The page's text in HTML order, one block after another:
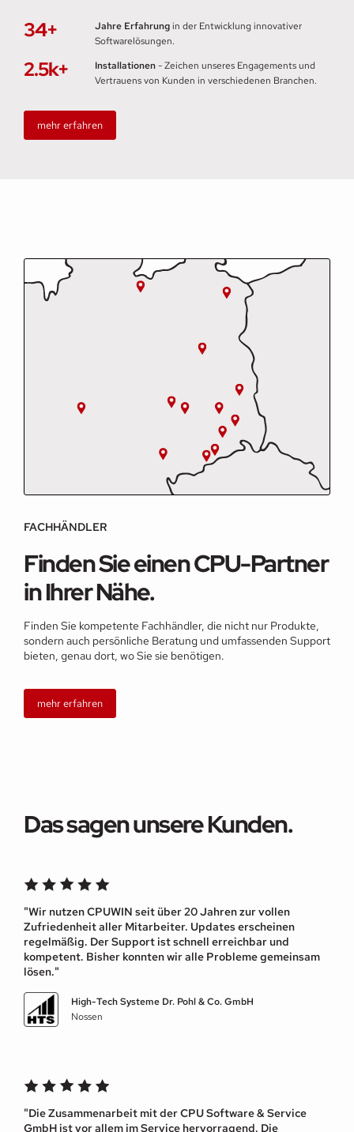
34+ Jahre Erfahrungin der Entwicklung innovativer
Softwarelösungen.
2.5k+ Installationen- Zeichen unseres Engagements und
Vertrauens von Kunden in verschiedenen Branchen.
mehr erfahren
FACHHÄNDLER
Finden Sie einen CPU-Partner
in Ihrer Nähe.
Finden Sie kompetente Fachhändler, die nicht nur Produkte,
sondern auch persönliche Beratung und umfassenden Support
bieten, genau dort, wo Sie sie benötigen.
mehr erfahren
Das sagen unsere Kunden.
"Wir nutzen CPUWIN seit über 20 Jahren zur vollen
Zufriedenheit aller Mitarbeiter. Updates erscheinen
regelmäßig. Der Support ist schnell erreichbar und
kompetent. Bisher konnten wir alle Probleme gemeinsam
lösen."
High-Tech Systeme Dr. Pohl & Co. GmbH
Nossen
"Die Zusammenarbeit mit der CPU Software & Service
GmbH ist vor allem im Service hervorragend. Die